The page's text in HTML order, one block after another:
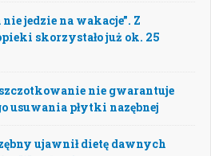
jedzie na wakacje”. Z
skorzystało już ok. 25
nie gwarantuje
usuwania płytki nazębnej
ujawnił dietę dawnych